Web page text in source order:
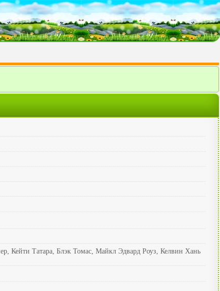
Татара, Блэк Томас, Майкл Эдвард Роуз, Келвин Хань